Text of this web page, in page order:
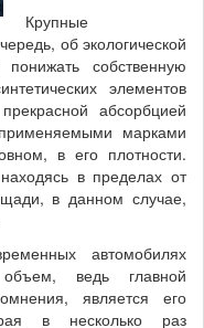
Крупные
об экологической
собственную
элементов
абсорбцией
марками
в его плотности.
в пределах от
в данном случае,
автомобилях
ведь главной
является его
в несколько раз